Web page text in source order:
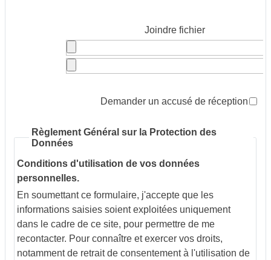
Joindre fichier
Demander un accusé de réception
Règlement Général sur la Protection des
Données
Conditions d'utilisation de vos données
personnelles.
En soumettant ce formulaire, j'accepte que les
informations saisies soient exploitées uniquement
dans le cadre de ce site, pour permettre de me
recontacter. Pour connaître et exercer vos droits,
notamment de retrait de consentement à l'utilisation de